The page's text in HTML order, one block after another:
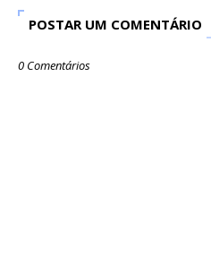
POSTAR UM COMENTÁRIO
0 Comentários